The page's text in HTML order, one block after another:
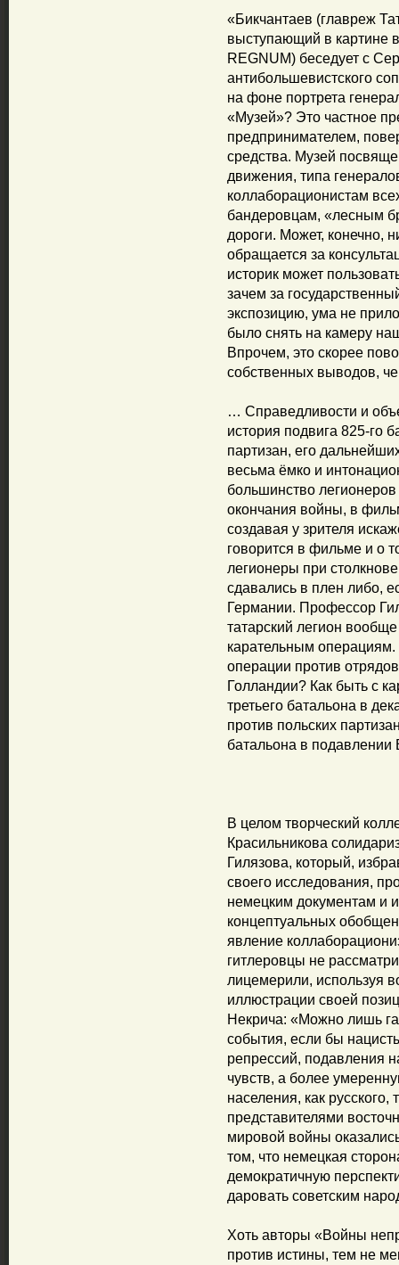
«Бикчантаев (главреж
выступающий в картине
REGNUM) беседует с
антибольшевистского
на фоне портрета
«Музей»? Это частное
предпринимателем,
средства. Музей
движения, типа
коллаборационистам
бандеровцам, «лесным
дороги. Может, конечно,
обращается за
историк может
зачем за
экспозицию, ума не
было снять на камеру
Впрочем, это скорее
собственных выводов,
… Справедливости и
история подвига 825-го
партизан, его
весьма ёмко и
большинство
окончания войны, в
создавая у зрителя
говорится в фильме и о
легионеры при
сдавались в плен либо,
Германии. Профессор
татарский легион
карательным операциям.
операции против
Голландии? Как быть с
третьего батальона в
против польских
батальона в
В целом творческий
Красильникова
Гилязова, который,
своего исследования,
немецким документам и
концептуальных
явление
гитлеровцы не
лицемерили, используя
иллюстрации своей
Некрича: «Можно лишь
события, если бы
репрессий, подавления
чувств, а более
населения, как русского,
представителями
мировой войны
том, что немецкая
демократичную
даровать советским
Хоть авторы «Войны
против истины, тем не